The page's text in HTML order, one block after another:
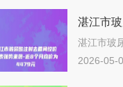
湛江市
表强势
4479元
湛江市玻
钱？202…
2026-05-